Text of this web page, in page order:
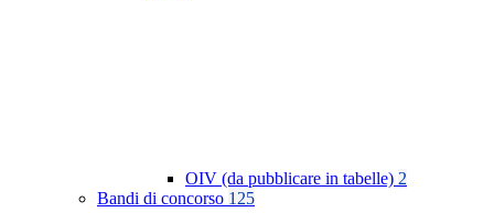
OIV (da pubblicare in tabelle) 2
Bandi di concorso 125